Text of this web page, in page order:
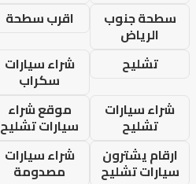
سطحة جنوب
الرياض
اقرب سطحة
تشليح
شراء سيارات
سكراب
شراء سيارات
تشليح
موقع شراء
سيارات تشليح
ارقام يشترون
سيارات تشليح
شراء سيارات
مصدومة